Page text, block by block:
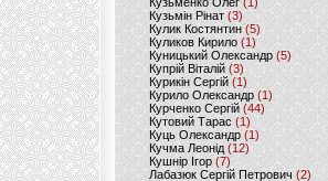
Кузьмін Рінат(3)
Кулик Костянтин(5)
Куликов Кирило (1)
Куницький Олександр (5)
Купрій Віталій (3)
Курикін Сергій(1)
Курило Олександр (1)
Курченко Сергій (44)
Кутовий Тарас (1)
Куць Олександр (1)
Кучма Леонід (12)
Кушнір Ігор(7)
Лабазюк Сергій Петрович (2)